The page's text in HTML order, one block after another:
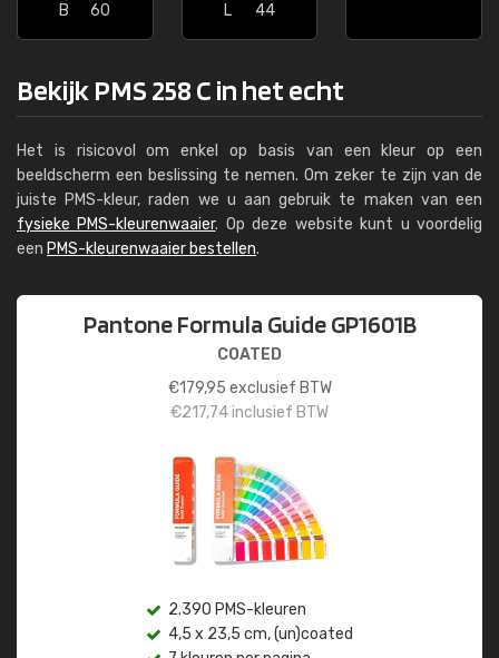
B
60
L
44
Bekijk PMS 258 C in het echt
Het is risicovol om enkel op basis van een kleur op een
beeldscherm een beslissing te nemen. Om zeker te zijn van de
juiste PMS-kleur, raden we u aan gebruik te maken van een
fysieke PMS-kleurenwaaier. Op deze website kunt u voordelig
een PMS-kleurenwaaier bestellen.
Pantone Formula Guide GP1601B
COATED
€179,95 exclusief BTW
€217,74inclusief BTW
2.390 PMS-kleuren
4,5 x 23,5 cm, (un)coated